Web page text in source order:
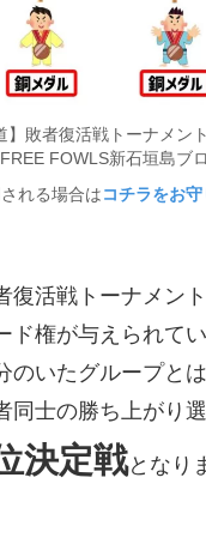
】敗者復活戦トーナメン
FOWLS新石垣島ブ
れる場合はコチラをお
復活戦トーナメン
ド権が与えられて
のいたグループと
同士の勝ち上がり
決定戦となり